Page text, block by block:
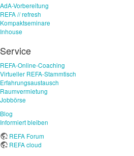
AdA-Vorbereitung
REFA // refresh
Kompaktseminare
Inhouse
Service
REFA-Online-Coaching
Virtueller REFA-Stammtisch
Erfahrungsaustausch
Raumvermietung
Jobbörse
Blog
Informiert bleiben
REFA Forum
REFA cloud